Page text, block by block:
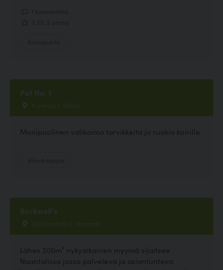
Pet No. 1
Kirjakuja 1, Kihniö
Monipuolinen valikoima tarvikkeita ja ruokia koirille
Rockwell's
Alppilankatu 2, Naantali
Lähes 200m² nykyaikainen myymä sijaitsee
Naantalissa jossa palveleva ja asiantunteva